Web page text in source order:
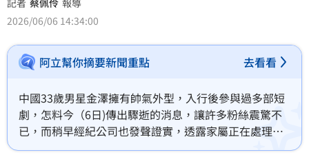
記者 蔡佩伶 報導
2026/06/06 14:34:00
阿立幫你摘要新聞重點 去看看
中國33歲男星金澤擁有帥氣外型，入行後參與過多部短
劇，怎料今（6日)傳出驟逝的消息，讓許多粉絲震驚不
已，而稍早經紀公司也發聲證實，透露家屬正在處理後
事。蔡佩伶報導